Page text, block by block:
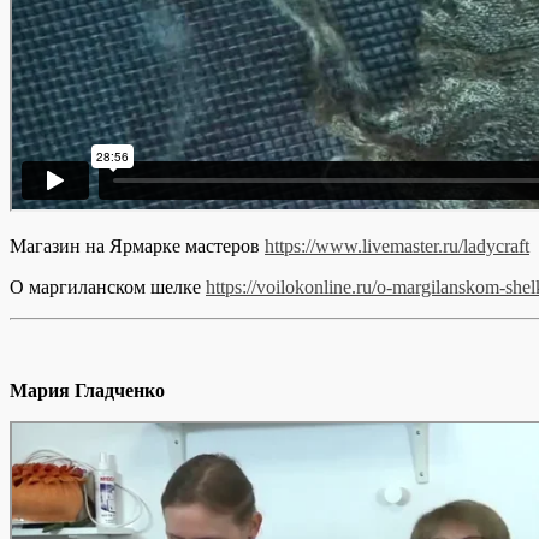
Магазин на Ярмарке мастеров https://www.livemaster.ru/ladycraft
О маргиланском шелке https://voilokonline.ru/o-margilanskom-
Мария Гладченко